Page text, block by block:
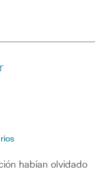
habían olvidado